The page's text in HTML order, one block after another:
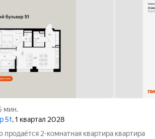
мин.
51, 1 квартал 2028
2-комнатная квартира квартира